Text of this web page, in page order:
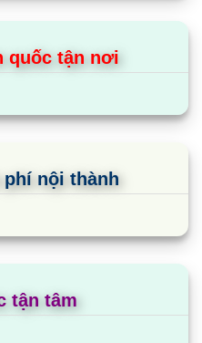
bền bỉ với thời
nguyên chất rãnh
tăng hiệu suất làm
dụng môi chất lạnh
làm lạnh
quốc tận nơi
nội thành
tận tâm